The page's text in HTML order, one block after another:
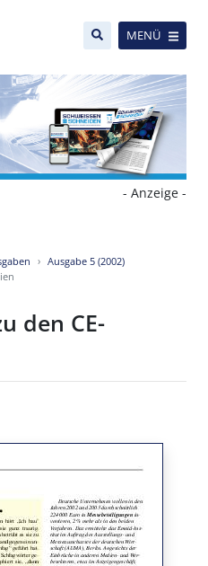
MENÜ
- Anzeige -
Ausgabe 5 (2002)
den CE-